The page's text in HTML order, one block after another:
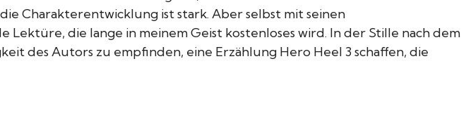
Charakterentwicklung ist stark. Aber selbst mit seinen
die lange in meinem Geist kostenloses wird. In der Stille nach dem
des Autors zu empfinden, eine Erzählung Hero Heel 3 schaffen, die